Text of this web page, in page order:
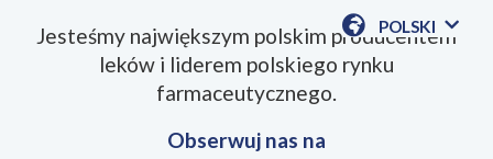
POLSKI
POKAŻ
Jesteśmy największym polskim producentem
leków i liderem polskiego rynku
farmaceutycznego.
Obserwuj nas na